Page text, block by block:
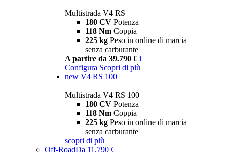
Multistrada V4 RS
180 CV Potenza
118 Nm Coppia
225 kg Peso in ordine di marcia
senza carburante
A partire da 39.790 € i
Configura Scopri di più
new V4 RS 100
Multistrada V4 RS 100
180 CV Potenza
118 Nm Coppia
225 kg Peso in ordine di marcia
senza carburante
scopri di più
Off-RoadDa 11.790 €